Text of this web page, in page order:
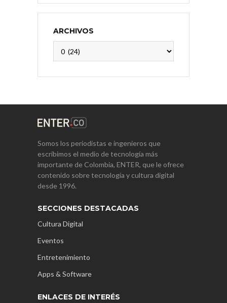
ARCHIVOS
Somos los periodistas e ingenieros que
escribimos el medio de tecnología más
importante de Colombia, ENTER, que le ofrece
contenido sobre tecnología y cultura digital
desde 1996.
SECCIONES DESTACADAS
Cultura Digital
Eventos
Entretenimiento
Apps & Software
ENLACES DE INTERÉS